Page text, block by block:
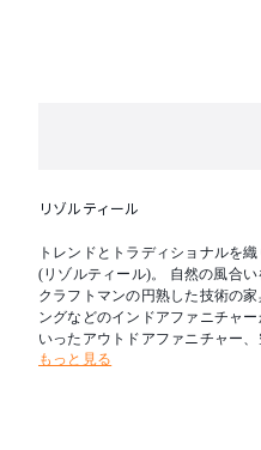
リゾルティール
トレンドとトラディショナルを
(リゾルティール)。 自然の風合
クラフトマンの円熟した技術の
ングなどのインドアファニチャ
いったアウトドアファニチャー
テリア小物など、さまざまなコ
もっと見る